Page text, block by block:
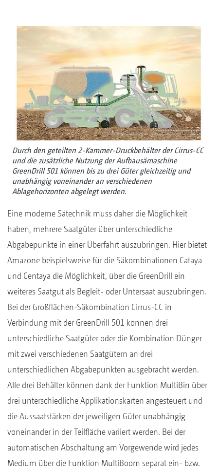
Durch den geteilten 2-Kammer-Druckbehälter der Cirrus-CC
und die zusätzliche Nutzung der Aufbausämaschine
GreenDrill 501 können bis zu drei Güter gleichzeitig und
unabhängig voneinander an verschiedenen
Ablagehorizonten abgelegt werden.
Eine moderne Sätechnik muss daher die Möglichkeit
haben, mehrere Saatgüter über unterschiedliche
Abgabepunkte in einer Überfahrt auszubringen. Hier bietet
Amazone beispielsweise für die Säkombinationen Cataya
und Centaya die Möglichkeit, über die GreenDrill ein
weiteres Saatgut als Begleit- oder Untersaat auszubringen.
Bei der Großflächen-Säkombination Cirrus-CC in
Verbindung mit der GreenDrill 501 können drei
unterschiedliche Saatgüter oder die Kombination Dünger
mit zwei verschiedenen Saatgütern an drei
unterschiedlichen Abgabepunkten ausgebracht werden.
Alle drei Behälter können dank der Funktion MultiBin über
drei unterschiedliche Applikationskarten angesteuert und
die Aussaatstärken der jeweiligen Güter unabhängig
voneinander in der Teilfläche variiert werden. Bei der
automatischen Abschaltung am Vorgewende wird jedes
Medium über die Funktion MultiBoom separat ein- bzw.